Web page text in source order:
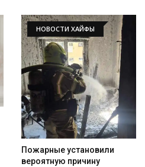
НОВОСТИ ХАЙФЫ
Пожарные установили
вероятную причину